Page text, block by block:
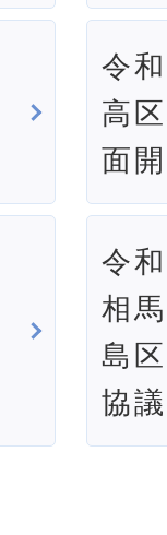
令
高
面
令
相
島
協